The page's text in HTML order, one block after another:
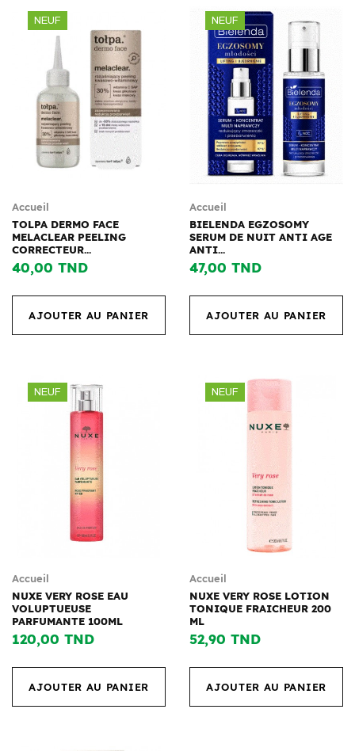
NEUF
Accueil
TOLPA DERMO FACE
MELACLEAR PEELING
CORRECTEUR...
40,00 TND
AJOUTER AU PANIER
NEUF
Accueil
BIELENDA EGZOSOMY
SERUM DE NUIT ANTI AGE
ANTI...
47,00 TND
AJOUTER AU PANIER
NEUF
Accueil
NUXE VERY ROSE EAU
VOLUPTUEUSE
PARFUMANTE 100ML
120,00 TND
AJOUTER AU PANIER
NEUF
Accueil
NUXE VERY ROSE LOTION
TONIQUE FRAICHEUR 200
ML
52,90 TND
AJOUTER AU PANIER